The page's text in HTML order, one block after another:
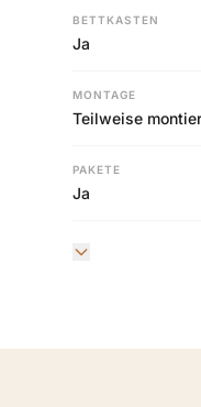
BETTKASTEN
Ja
MONTAGE
Teilweise
PAKETE
Ja